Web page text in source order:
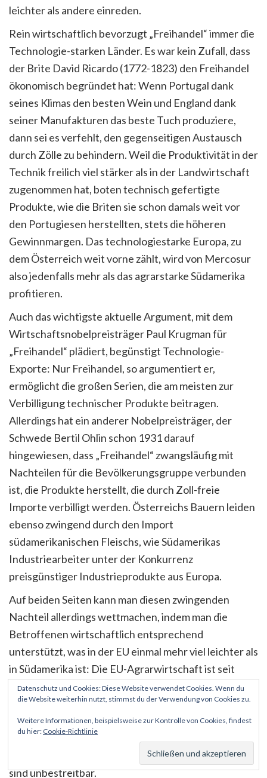
leichter als andere einreden.
Rein wirtschaftlich bevorzugt „Freihandel“ immer die
Technologie-starken Länder. Es war kein Zufall, dass
der Brite David Ricardo (1772-1823) den Freihandel
ökonomisch begründet hat: Wenn Portugal dank
seines Klimas den besten Wein und England dank
seiner Manufakturen das beste Tuch produziere,
dann sei es verfehlt, den gegenseitigen Austausch
durch Zölle zu behindern. Weil die Produktivität in der
Technik freilich viel stärker als in der Landwirtschaft
zugenommen hat, boten technisch gefertigte
Produkte, wie die Briten sie schon damals weit vor
den Portugiesen herstellten, stets die höheren
Gewinnmargen. Das technologiestarke Europa, zu
dem Österreich weit vorne zählt, wird von Mercosur
also jedenfalls mehr als das agrarstarke Südamerika
profitieren.
Auch das wichtigste aktuelle Argument, mit dem
Wirtschaftsnobelpreisträger Paul Krugman für
„Freihandel“ plädiert, begünstigt Technologie-
Exporte: Nur Freihandel, so argumentiert er,
ermöglicht die großen Serien, die am meisten zur
Verbilligung technischer Produkte beitragen.
Allerdings hat ein anderer Nobelpreisträger, der
Schwede Bertil Ohlin schon 1931 darauf
hingewiesen, dass „Freihandel“ zwangsläufig mit
Nachteilen für die Bevölkerungsgruppe verbunden
ist, die Produkte herstellt, die durch Zoll-freie
Importe verbilligt werden. Österreichs Bauern leiden
ebenso zwingend durch den Import
südamerikanischen Fleischs, wie Südamerikas
Industriearbeiter unter der Konkurrenz
preisgünstiger Industrieprodukte aus Europa.
Auf beiden Seiten kann man diesen zwingenden
Nachteil allerdings wettmachen, indem man die
Betroffenen wirtschaftlich entsprechend
unterstützt, was in der EU einmal mehr viel leichter als
in Südamerika ist: Die EU-Agrarwirtschaft ist seit
jeher eine stark regulierte, die die Bauern unterstützt
– man muss diese Unterstützung nur entsprechend
erhöhen. Gleichzeitig verbilligt Mercosur zum
beiderseitigen Vorteil bei uns Fleisch und in
Südamerika Autos. Diese Vorteile jedes Freihandels
sind unbestreitbar.
Datenschutz und Cookies: Diese Website verwendet Cookies. Wenn du
die Website weiterhin nutzt, stimmst du der Verwendung von Cookies zu.
Weitere Informationen, beispielsweise zur Kontrolle von Cookies, findest
du hier: Cookie-Richtlinie